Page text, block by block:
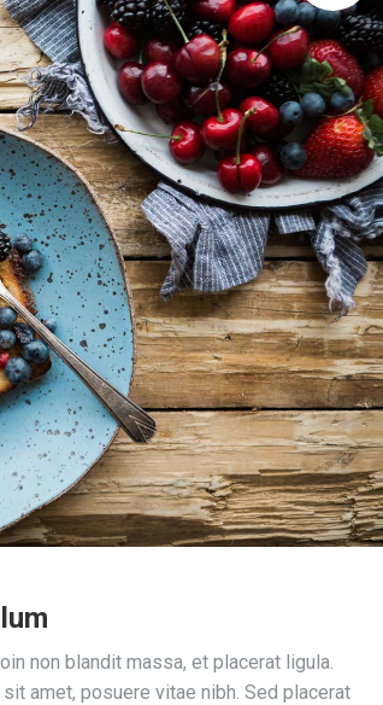
non blandit massa, et placerat ligula.
amet, posuere vitae nibh. Sed placerat